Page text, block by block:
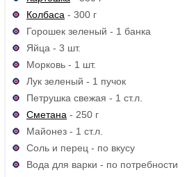
Колбаса - 300 г
Горошек зеленый - 1 банка
Яйца - 3 шт.
Морковь - 1 шт.
Лук зеленый - 1 пучок
Петрушка свежая - 1 ст.л.
Сметана - 250 г
Майонез - 1 ст.л.
Соль и перец - по вкусу
Вода для варки - по потребности